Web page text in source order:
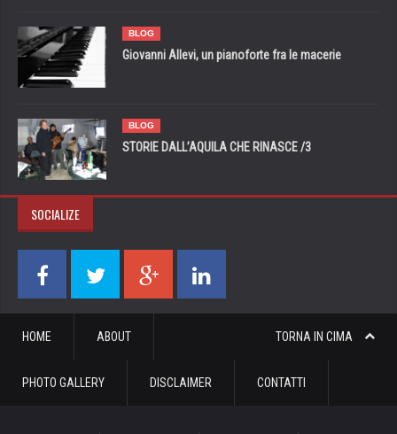
BLOG
Giovanni Allevi, un pianoforte fra le macerie
BLOG
STORIE DALL’AQUILA CHE RINASCE /3
SOCIALIZE
TORNA IN CIMA
HOME ABOUT
PHOTO GALLERY DISCLAIMER CONTATTI